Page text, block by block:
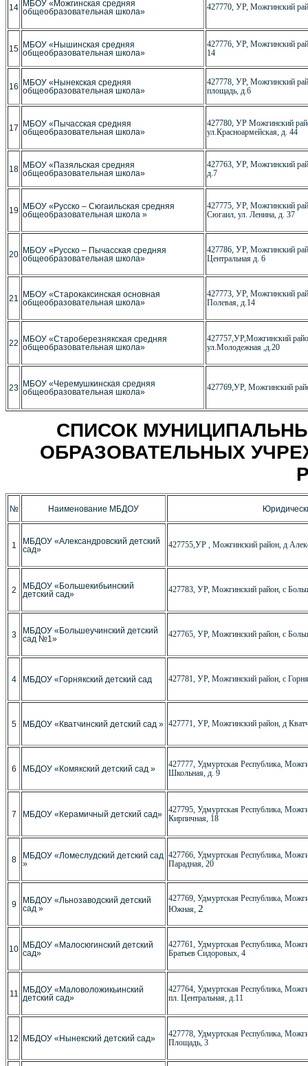
14
МБОУ «Можгинская средняя
общеобразовательная школа»
427770, УР, Можгинский
15
МБОУ «Нышинская средняя
общеобразовательная школа»
427776, УР, Можгинский
14
16
МБОУ «Нынекская средняя
общеобразовательная школа»
427778, УР, Можгинский
площадь, д.6
17
МБОУ «Пычасская средняя
общеобразовательная школа»
427780, УР Можгинский
ул.Красноармейская, д. 44
18
МБОУ «Пазяльская средняя
общеобразовательная школа»
427763, УР, Можгинский
д.7
19
МБОУ «Русско – Сюгаильская средняя
общеобразовательная школа »
427775, УР, Можгинский
Сюгаил, ул. Ленина, д. 37
20
МБОУ «Русско – Пычасская средняя
общеобразовательная школа»
427786, УР, Можгинский
Центральная д. 6
21
МБОУ «Старокаксинская основная
общеобразовательная школа»
427773, УР, Можгинский
Полевая, д.14
22
МБОУ «Староберезнякская средняя
общеобразовательная школа»
427757,УР,Можгинский
ул.Молодежная ,д.20
23
МБОУ «Черемушкинская средняя
общеобразовательная школа»
427769,УР, Можгинский
СПИСОК
ОБРАЗОВАТЕЛЬНЫХ
№ Наименование МБДОУ
1
МБДОУ «Александровский детский
сад»
427755,УР , Можгинский район, д
2
МБДОУ «Большекибьинский
детский сад»
427783, УР, Можгинский район, с
3
МБДОУ «Большеучинский детский
сад №1»
427765, УР, Можгинский район, с
4 МБДОУ «Горнякский детский сад 427781, УР, Можгинский район, с
5 МБДОУ «Кватчинский детский сад » 427771, УР, Можгинский район, д
6 МБДОУ «Комякский детский сад »
427777, Удмуртская Республика,
Школьная, д. 9
7 МБДОУ «Керамичный детский сад»
427795, Удмуртская Республика,
Кирпичная, 18
8
МБДОУ «Ломеслудский детский сад
»
427766, Удмуртская Республика,
Парадная, 20
9
МБДОУ «Льнозаводский детский
сад »
427769, Удмуртская Республика,
Южная, 2
10
МБДОУ «Малосюгинский детский
сад»
427761, Удмуртская Республика,
Братьев Сидоровых, 4
11
МБДОУ «Маловоложикьинский
детский сад»
427764, Удмуртская Республика,
пл. Центральная, д.11
12 МБДОУ «Нынекский детский сад»
427778, Удмуртская Республика,
Площадь, 3